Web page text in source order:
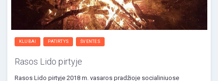
KLUBAI PATIRTYS ŠVENTĖS
Rasos Lido pirtyje
Rasos Lido pirtyje 2018 m. vasaros pradžioje socialiniuose